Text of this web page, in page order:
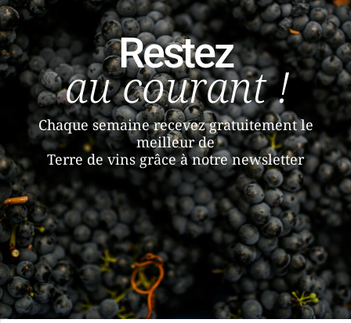
Restez
au courant !
Chaque semaine recevez gratuitement le
meilleur de
Terre de vins grâce à notre newsletter